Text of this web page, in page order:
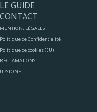
LE GUIDE
CONTACT
MENTIONS LÉGALES
Politique de Confidentialité
Politique de cookies (EU)
RÉCLAMATIONS
UPSTONE